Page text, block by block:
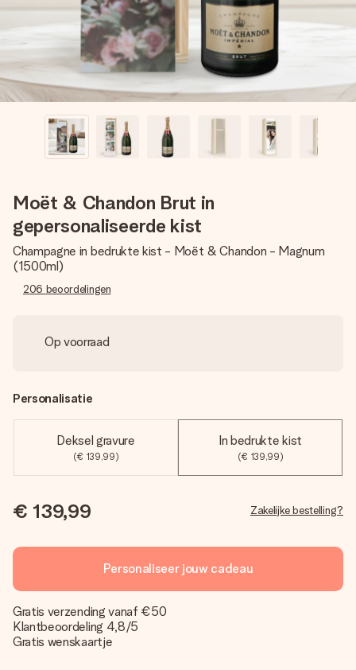
Moët & Chandon Brut in
gepersonaliseerde kist
Champagne in bedrukte kist - Moët & Chandon - Magnum
(1500ml)
206 beoordelingen
Op voorraad
Personalisatie
Deksel gravure
(€ 139,99)
In bedrukte kist
(€ 139,99)
€ 139,99 Zakelijke bestelling?
Personaliseer jouw cadeau
Gratis verzending vanaf €50
Klantbeoordeling 4,8/5
Gratis wenskaartje